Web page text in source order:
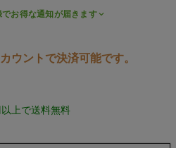
お得な通知が届きます
ウントで決済可能です。
上で送料無料